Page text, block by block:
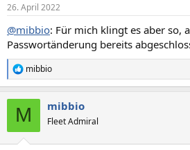
e
:
26. April 2022
@mibbio: Für mich klingt es aber so,
Passwortänderung bereits
R
e
mibbio
M mibbio
Fleet Admiral